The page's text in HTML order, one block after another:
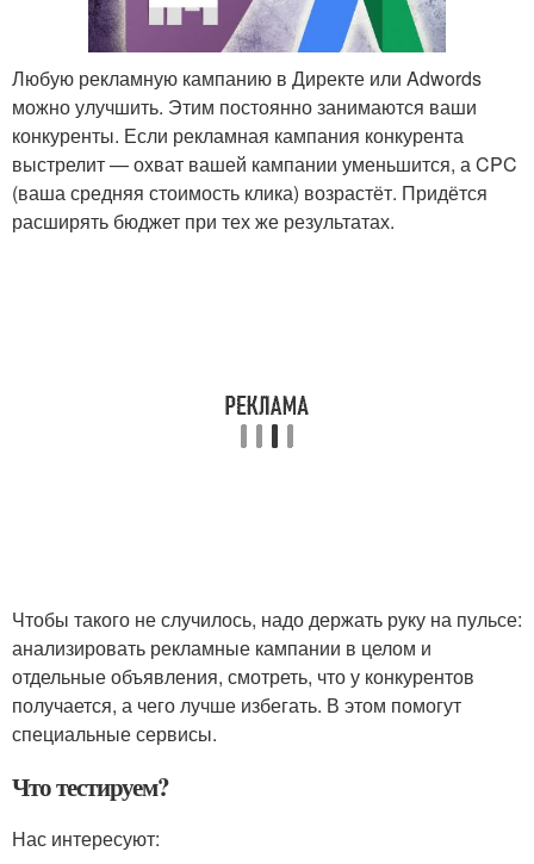
Любую рекламную кампанию в Директе или Adwords
можно улучшить. Этим постоянно занимаются ваши
конкуренты. Если рекламная кампания конкурента
выстрелит — охват вашей кампании уменьшится, а CPC
(ваша средняя стоимость клика) возрастёт. Придётся
расширять бюджет при тех же результатах.
Чтобы такого не случилось, надо держать руку на пульсе:
анализировать рекламные кампании в целом и
отдельные объявления, смотреть, что у конкурентов
получается, а чего лучше избегать. В этом помогут
специальные сервисы.
Что тестируем?
Нас интересуют: